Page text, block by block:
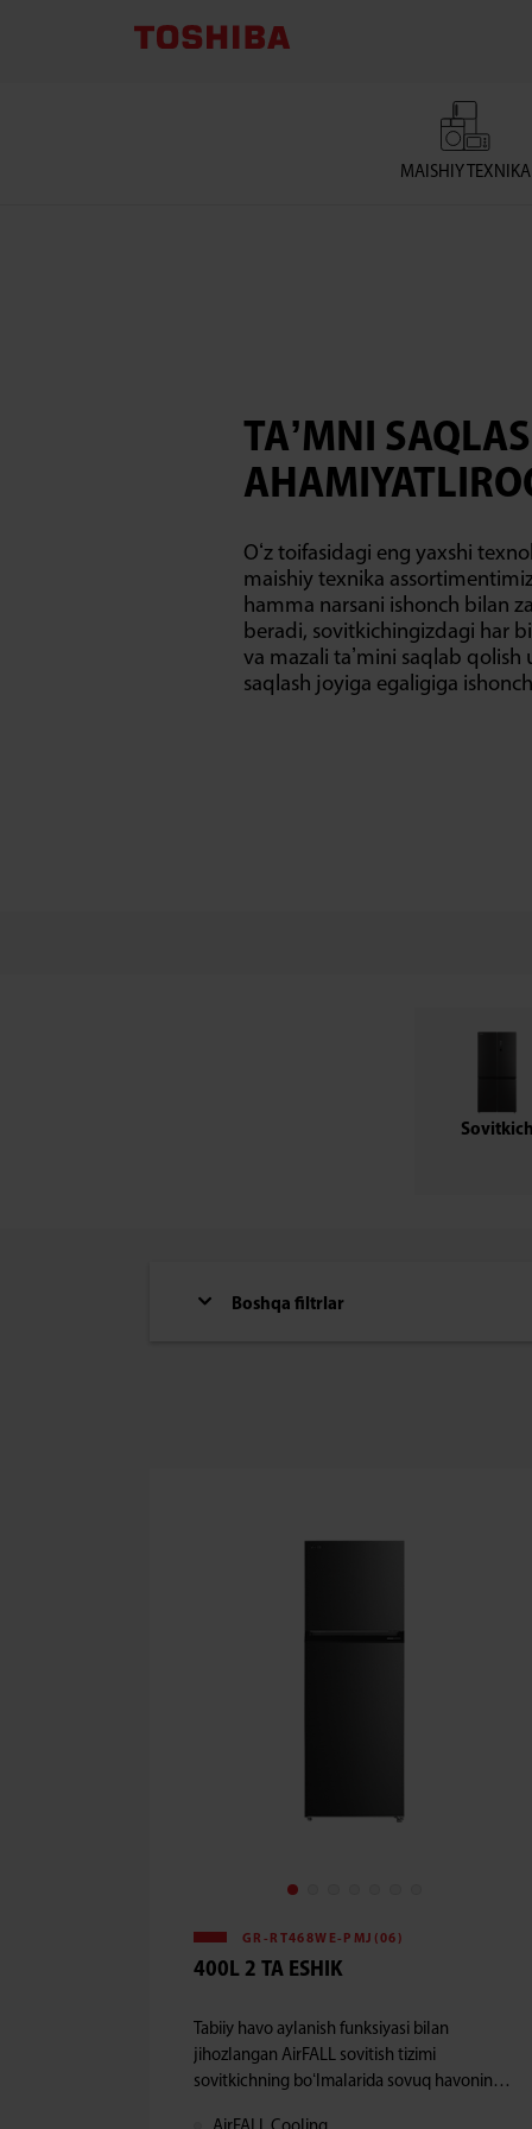
Muzlatish
MAISHIY TEXNIKA
TAʼMNI
Oʻz toifasidagi eng yaxshi
maishiy texnika
hamma narsani ishonch bilan
beradi, sovitkichingizdagi har
va mazali taʼmini saqlab
saqlash joyiga egaligiga
Sovitkich
Boshqa filtrlar
GR-RT468WE-PMJ(06)
400L 2 TA ESHIK
Tabiiy havo aylanish funksiyasi bilan
jihozlangan AirFALL sovitish tizimi
sovitkichning boʻlmalarida sovuq havoning